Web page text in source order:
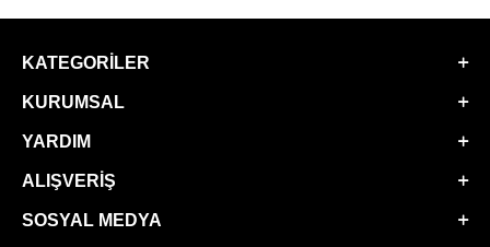
KATEGORILER
KURUMSAL
YARDIM
ALIŞVERIŞ
SOSYAL MEDYA